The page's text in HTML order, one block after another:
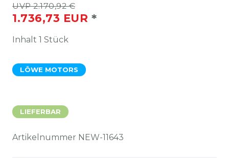
UVP 2.170,92 €
1.736,73 EUR *
Inhalt 1 Stück
LÖWE MOTORS
LIEFERBAR
Artikelnummer NEW-11643